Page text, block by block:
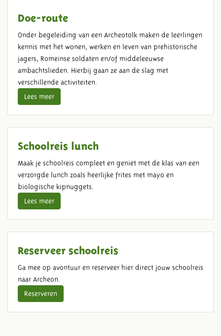
Doe-route
Onder begeleiding van een Archeotolk maken de leerlingen
kennis met het wonen, werken en leven van prehistorische
jagers, Romeinse soldaten en/of middeleeuwse
ambachtslieden. Hierbij gaan ze aan de slag met
verschillende activiteiten.
Lees meer
Schoolreis lunch
Maak je schoolreis compleet en geniet met de klas van een
verzorgde lunch zoals heerlijke frites met mayo en
biologische kipnuggets.
Lees meer
Reserveer schoolreis
Ga mee op avontuur en reserveer hier direct jouw schoolreis
naar Archeon.
Reserveren